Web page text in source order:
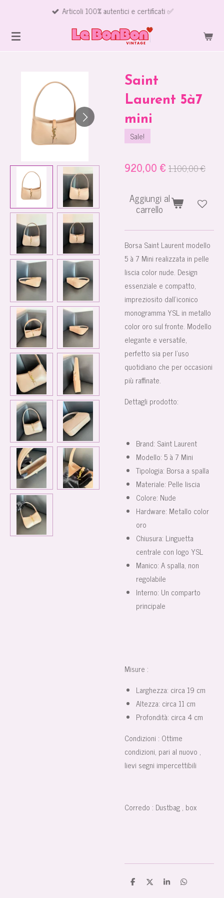
contenuto
principale
Articoli 100% autentici e certificati ✅
Saint
Laurent 5à7
mini
Sale!
920,00 €1.100,00 €
Aggiungi al
carrello
Borsa Saint Laurent modello
5 à 7 Mini realizzata in pelle
liscia color nude. Design
essenziale e compatto,
impreziosito dall’iconico
monogramma YSL in metallo
color oro sul fronte. Modello
elegante e versatile,
perfetto sia per l’uso
quotidiano che per occasioni
più raffinate.
Dettagli prodotto:
Brand: Saint Laurent
Modello: 5 à 7 Mini
Tipologia: Borsa a spalla
Materiale: Pelle liscia
Colore: Nude
Hardware: Metallo color
oro
Chiusura: Linguetta
centrale con logo YSL
Manico: A spalla, non
regolabile
Interno: Un comparto
principale
Misure :
Larghezza: circa 19 cm
Altezza: circa 11 cm
Profondità: circa 4 cm
Condizioni : Ottime
condizioni, pari al nuovo ,
lievi segni impercettibili
Corredo : Dustbag , box
C C C C